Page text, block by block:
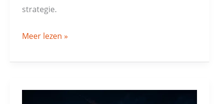
strategie.
Meer lezen »